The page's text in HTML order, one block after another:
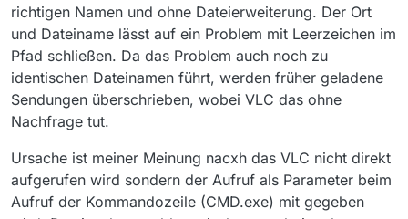
richtigen Namen und ohne Dateierweiterung. Der Ort
und Dateiname lässt auf ein Problem mit Leerzeichen im
Pfad schließen. Da das Problem auch noch zu
identischen Dateinamen führt, werden früher geladene
Sendungen überschrieben, wobei VLC das ohne
Nachfrage tut.
Ursache ist meiner Meinung nacxh das VLC nicht direkt
aufgerufen wird sondern der Aufruf als Parameter beim
Aufruf der Kommandozeile (CMD.exe) mit gegeben